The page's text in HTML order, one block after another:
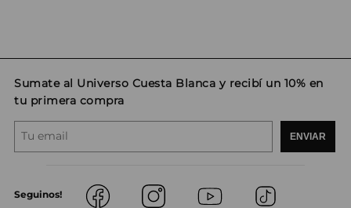
Sumate al Universo Cuesta Blanca y recibí un 10% en
tu primera compra
ENVIAR
Seguinos!